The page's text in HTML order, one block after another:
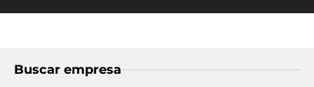
Buscar empresa